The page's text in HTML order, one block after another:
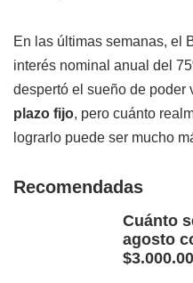
En las últimas semanas, el
interés nominal anual del
despertó el sueño de poder
plazo fijo, pero cuánto
lograrlo puede ser mucho
Recomendadas
Cuánto
agosto